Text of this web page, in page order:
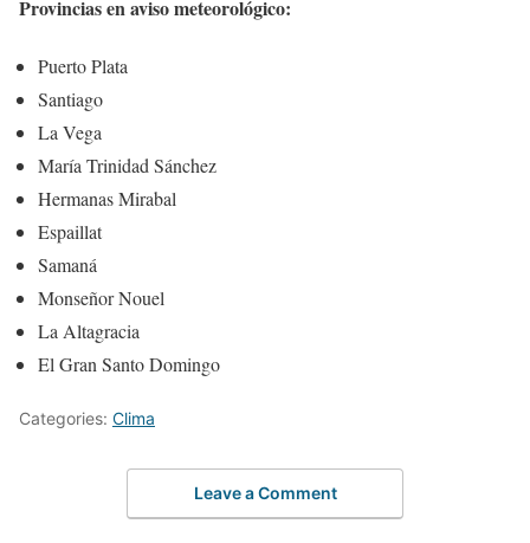
Provincias en aviso meteorológico:
Puerto Plata
Santiago
La Vega
María Trinidad Sánchez
Hermanas Mirabal
Espaillat
Samaná
Monseñor Nouel
La Altagracia
El Gran Santo Domingo
Categories: Clima
Leave a Comment